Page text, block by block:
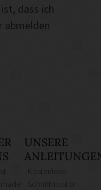
dass ich
abmelden
UNSERE
Kostenlose
Schnittmuster